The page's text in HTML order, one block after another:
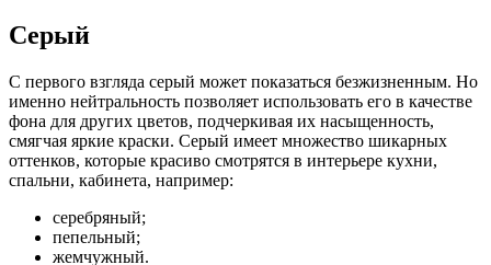
Серый
С первого взгляда серый может показаться безжизненным. Но
именно нейтральность позволяет использовать его в качестве
фона для других цветов, подчеркивая их насыщенность,
смягчая яркие краски. Серый имеет множество шикарных
оттенков, которые красиво смотрятся в интерьере кухни,
спальни, кабинета, например:
серебряный;
пепельный;
жемчужный.